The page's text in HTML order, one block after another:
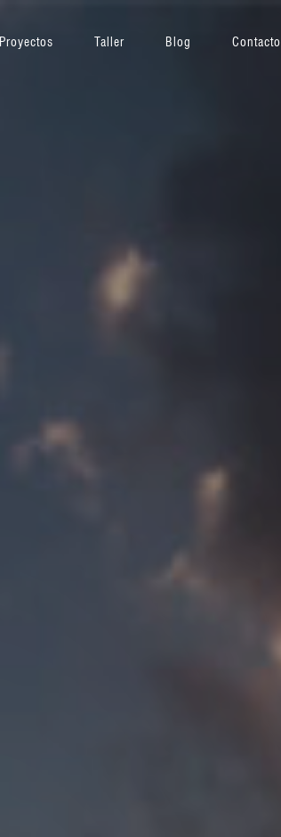
Proyectos Taller Blog Contacto